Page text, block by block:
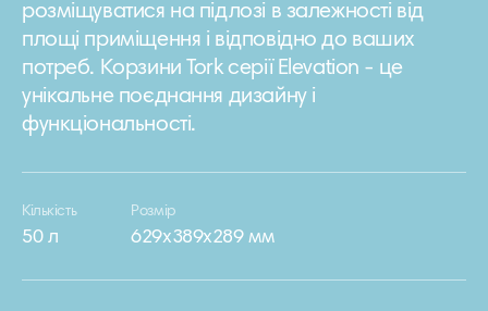
розміщуватися на підлозі в залежності від
площі приміщення і відповідно до ваших
потреб. Корзини Tork серії Elevation - це
унікальне поєднання дизайну і
функціональності.
Кількість
50 л
Розмір
629х389х289 мм